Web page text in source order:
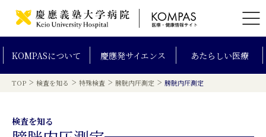
KOMPASについて 慶應発サイエンス あたらしい医療
TOP > 検査を知る > 特殊検査 > 膀胱内圧測定 > 膀胱内圧測定
検査を知る